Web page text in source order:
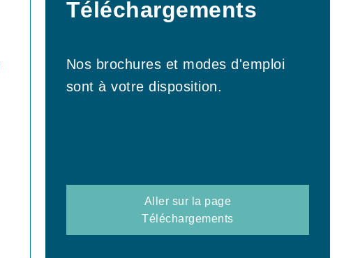
Téléchargements
Nos brochures et modes d'emploi
sont à votre disposition.
Aller sur la page
Téléchargements